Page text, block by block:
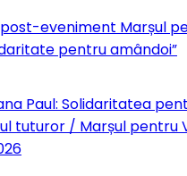
eveniment Marșul
pentru amândoi”
Paul: Solidaritatea
tuturor / Marșul pentru